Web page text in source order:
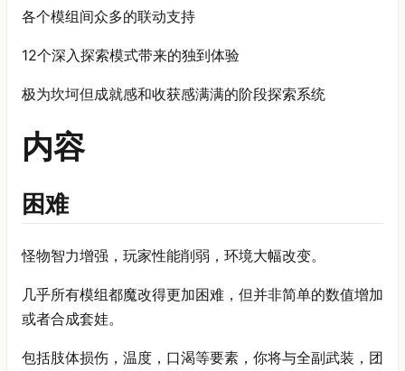
各个模组间众多的联动支持
12个深入探索模式带来的独到体验
极为坎坷但成就感和收获感满满的阶段探索系统
内容
困难
怪物智力增强，玩家性能削弱，环境大幅改变。
几乎所有模组都魔改得更加困难，但并非简单的数值增加
或者合成套娃。
包括肢体损伤，温度，口渴等要素，你将与全副武装，团